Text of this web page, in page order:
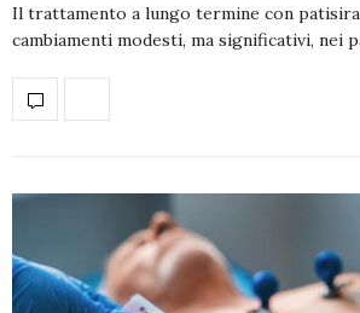
Il trattamento a lungo termine con
cambiamenti modesti, ma significativi, nei